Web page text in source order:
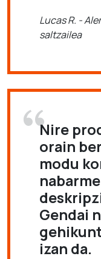
Lucas R. -
saltzailea
Nire
orain
modu
Gendai
izan da.